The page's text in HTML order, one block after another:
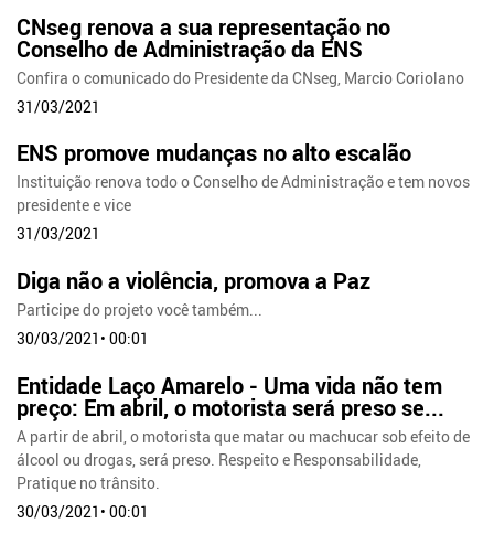
CNseg renova a sua representação no
Conselho de Administração da ENS
Confira o comunicado do Presidente da CNseg, Marcio Coriolano
31/03/2021
ENS promove mudanças no alto escalão
Instituição renova todo o Conselho de Administração e tem novos
presidente e vice
31/03/2021
Diga não a violência, promova a Paz
Participe do projeto você também...
30/03/2021• 00:01
Entidade Laço Amarelo - Uma vida não tem
preço: Em abril, o motorista será preso se...
A partir de abril, o motorista que matar ou machucar sob efeito de
álcool ou drogas, será preso. Respeito e Responsabilidade,
Pratique no trânsito.
30/03/2021• 00:01